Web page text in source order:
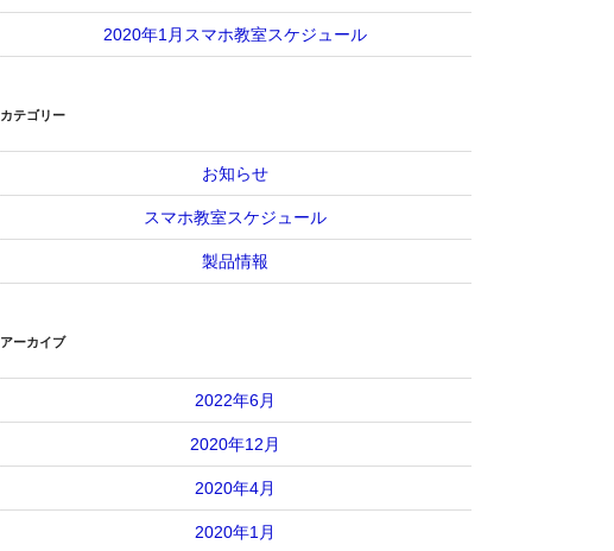
2020年1月スマホ教室スケジュール
カテゴリー
お知らせ
スマホ教室スケジュール
製品情報
アーカイブ
2022年6月
2020年12月
2020年4月
2020年1月